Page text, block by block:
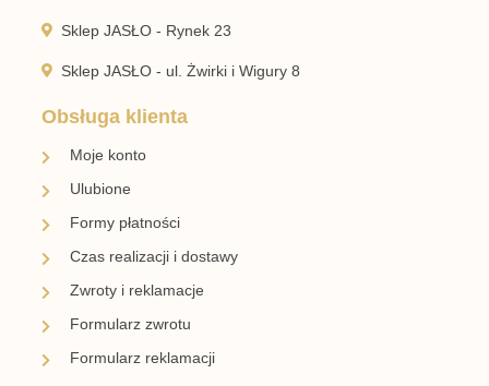
Sklep JASŁO - Rynek 23
Sklep JASŁO - ul. Żwirki i Wigury 8
Obsługa klienta
Moje konto
Ulubione
Formy płatności
Czas realizacji i dostawy
Zwroty i reklamacje
Formularz zwrotu
Formularz reklamacji